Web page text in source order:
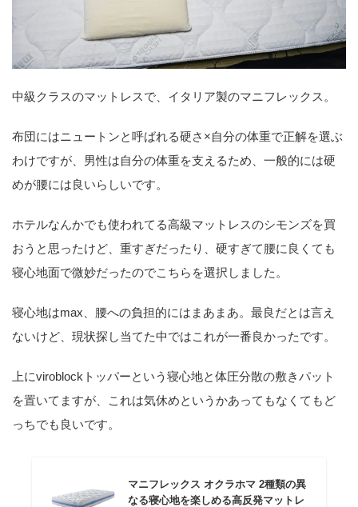
中級クラスのマットレスで、イタリア製のマニフレックス。
布団にはニュートンと呼ばれる硬さ×自分の体重で正解を選ぶ
わけですが、男性は自分の体重を支えるため、一般的には硬
めが腰には良いらしいです。
ホテルなんかでも使われてる高級マットレスのシモンズを買
おうと思ったけど、重すぎだったり、硬すぎて腰に良くても
寝心地面で微妙だったのでこちらを選択しました。
寝心地はmax、腰への負担的にはまあまあ。最良だとは言え
ないけど、現状探し当てた中ではこれが一番良かったです。
上にviroblockトッパーという寝心地と体圧分散の敷きパット
を置いてますが、これは気休めというかあってもなくてもど
っちでも良いです。
マニフレックス オクラホマ 2種類の異
なる寝心地を楽しめる高反発マットレ